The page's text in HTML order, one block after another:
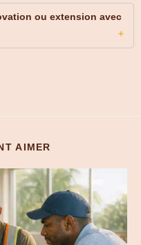
ou extension avec
AIMER